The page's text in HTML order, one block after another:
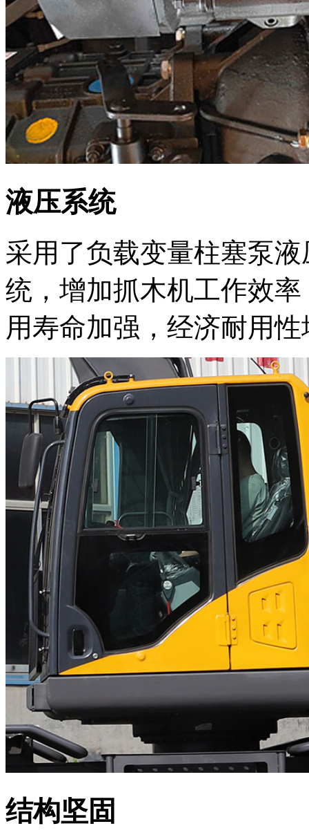
液压系统
采用了负载变量柱塞泵
统，增加抓木机工作效
用寿命加强，经济耐用
结构坚固